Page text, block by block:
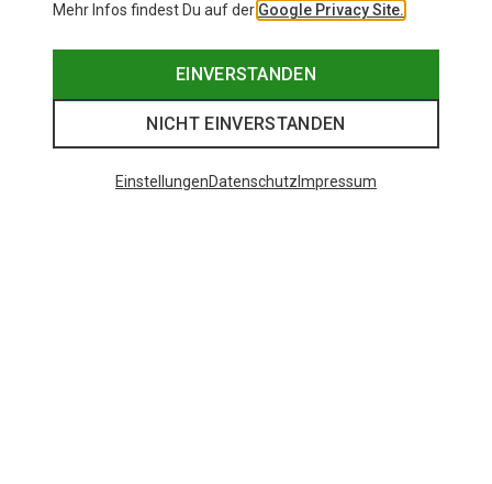
Mehr Infos findest Du auf der Google Privacy Site.
EINVERSTANDEN
NICHT EINVERSTANDEN
EinstellungenDatenschutz Impressum